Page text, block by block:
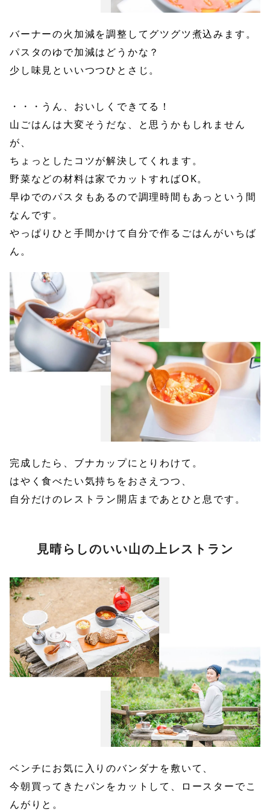
バーナーの火加減を調整してグツグツ煮込みます。
パスタのゆで加減はどうかな？
少し味見といいつつひとさじ。
・・・うん、おいしくできてる！
山ごはんは大変そうだな、と思うかもしれません
が、
ちょっとしたコツが解決してくれます。
野菜などの材料は家でカットすればOK。
早ゆでのパスタもあるので調理時間もあっという間
なんです。
やっぱりひと手間かけて自分で作るごはんがいちば
ん。
完成したら、ブナカップにとりわけて。
はやく食べたい気持ちをおさえつつ、
自分だけのレストラン開店まであとひと息です。
見晴らしのいい山の上レストラン
ベンチにお気に入りのバンダナを敷いて、
今朝買ってきたパンをカットして、ロースターでこ
んがりと。